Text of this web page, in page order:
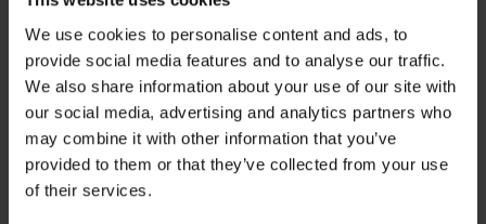
We use cookies to personalise content and ads, to
provide social media features and to analyse our traffic.
We also share information about your use of our site with
our social media, advertising and analytics partners who
may combine it with other information that you’ve
provided to them or that they’ve collected from your use
of their services.